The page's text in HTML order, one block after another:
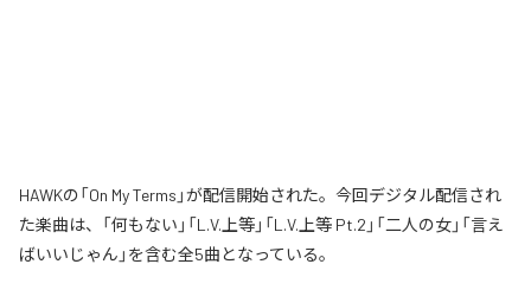
HAWKの「On My Terms」が配信開始された。今回デジタル配信され
た楽曲は、「何もない」「L.V.上等」「L.V.上等 Pt.2」「二人の女」「言え
ばいいじゃん」を含む全5曲となっている。